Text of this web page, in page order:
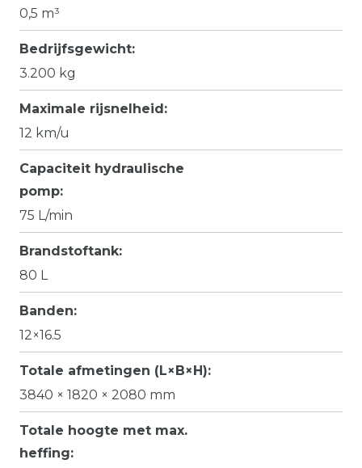
0,5 m³
Bedrijfsgewicht:
3.200 kg
Maximale rijsnelheid:
12 km/u
Capaciteit hydraulische
pomp:
75 L/min
Brandstoftank:
80 L
Banden:
12×16.5
Totale afmetingen (L×B×H):
3840 × 1820 × 2080 mm
Totale hoogte met max.
heffing: